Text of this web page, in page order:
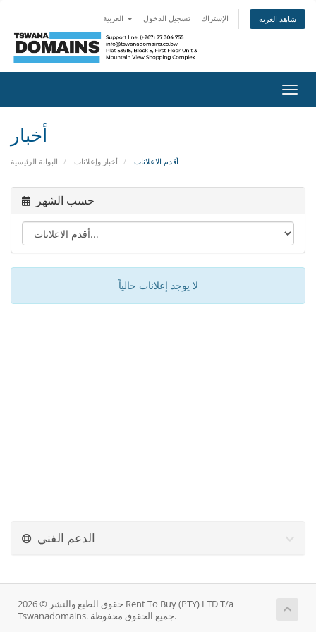
تسجيل الدخول الإشتراك شاهد العربة
تبديل
التنقل
أخبار
البوابة الرئيسية أخبار وإعلانات أقدم الاعلانات
حسب الشهر
لا يوجد إعلانات حالياً
الدعم الفني
حقوق الطبع والنشر © 2026 Rent To Buy (PTY) LTD T/a
Tswanadomains. جميع الحقوق محفوظة.